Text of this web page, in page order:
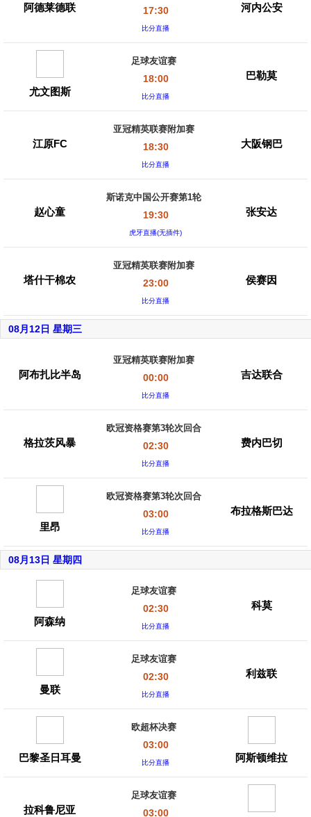
阿德莱德联 17:30
比分直播
河内公安
尤文图斯
足球友谊赛
18:00
比分直播
巴勒莫
江原FC
亚冠精英联赛附加赛
18:30
比分直播
大阪钢巴
赵心童
斯诺克中国公开赛第1轮
19:30
虎牙直播(无插件)
张安达
塔什干棉农
亚冠精英联赛附加赛
23:00
比分直播
侯赛因
08月12日 星期三
阿布扎比半岛
亚冠精英联赛附加赛
00:00
比分直播
吉达联合
格拉茨风暴
欧冠资格赛第3轮次回合
02:30
比分直播
费内巴切
里昂
欧冠资格赛第3轮次回合
03:00
比分直播
布拉格斯巴达
08月13日 星期四
阿森纳
足球友谊赛
02:30
比分直播
科莫
曼联
足球友谊赛
02:30
比分直播
利兹联
巴黎圣日耳曼
欧超杯决赛
03:00
比分直播 阿斯顿维拉
拉科鲁尼亚
足球友谊赛
03:00